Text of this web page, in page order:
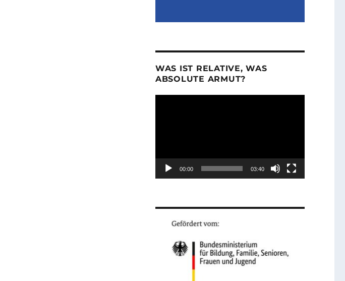
WAS IST RELATIVE, WAS
ABSOLUTE ARMUT?
00:00 03:40